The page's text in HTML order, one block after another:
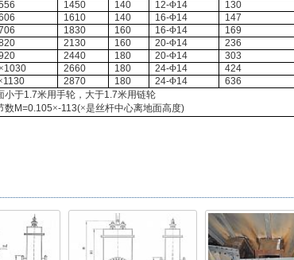
1450 140 12-Φ14
130
1610 140 16-Φ14
147
1830 160 16-Φ14
169
2130 160 20-Φ14
236
2440 180 20-Φ14
303
×1030 2660 180 24-Φ14
424
1130 2870 180 24-Φ14
636
小于1.7米用手轮，大于1.7米用链轮
数M=0.105×-113(×是丝杆中心离地面高度)